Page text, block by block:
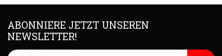
ABONNIERE JETZT UNSEREN
NEWSLETTER!